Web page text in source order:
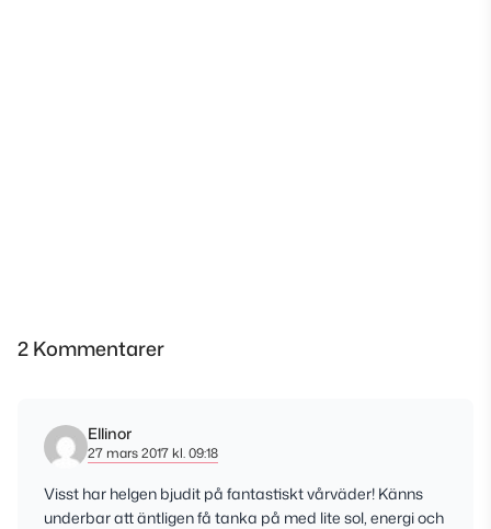
2 Kommentarer
Ellinor
27 mars 2017 kl. 09:18
Visst har helgen bjudit på fantastiskt vårväder! Känns
underbar att äntligen få tanka på med lite sol, energi och